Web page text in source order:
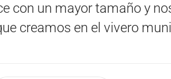
con un mayor tamaño y
creamos en el vivero